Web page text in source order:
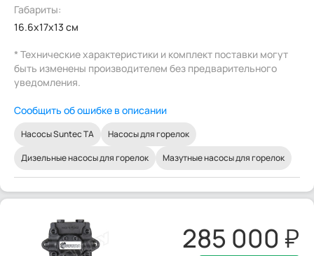
Габариты:
16.6x17x13 см
* Технические характеристики и комплект поставки могут
быть изменены производителем без предварительного
уведомления.
Сообщить об ошибке в описании
Насосы Suntec TA
Насосы для горелок
Дизельные насосы для горелок
Мазутные насосы для горелок
285 000